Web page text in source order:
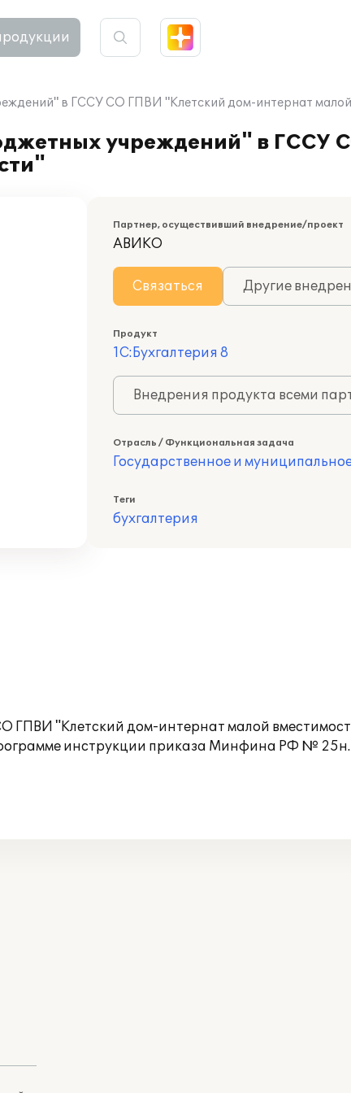
в ГССУ СО ГПВИ "Клетский дом-интернат
учреждений" в ГССУ
Партнер, осуществивший внедрение/проект
АВИКО
Связаться Другие
Продукт
1С:Бухгалтерия 8
Внедрения продукта всеми
Отрасль / Функциональная задача
Государственное и
Теги
бухгалтерия
ГПВИ "Клетский дом-интернат малой
инструкции приказа Минфина РФ № 25н.